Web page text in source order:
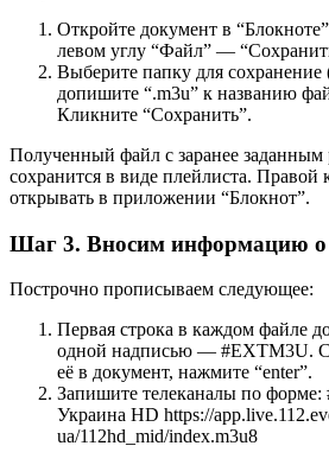
Откройте документ в
левом углу “Файл” —
Выберите папку для сохранение
допишите “.m3u” к названию
Кликните “Сохранить”.
Полученный файл с заранее
сохранится в виде плейлиста. Правой
открывать в приложении “Блокнот”.
Шаг 3. Вносим информацию о
Построчно прописываем следующее:
Первая строка в каждом файле
одной надписью — #EXTM3U.
её в документ, нажмите “enter”.
Запишите телеканалы по
Украина HD https://
ua/112hd_mid/index.m3u8